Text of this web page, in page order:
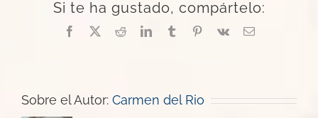
Si te ha gustado, compártelo:
Facebook
X RedditLinkedInTumblrPinterest
Vk
Correo
Sobre el Autor: Carmen del Rio